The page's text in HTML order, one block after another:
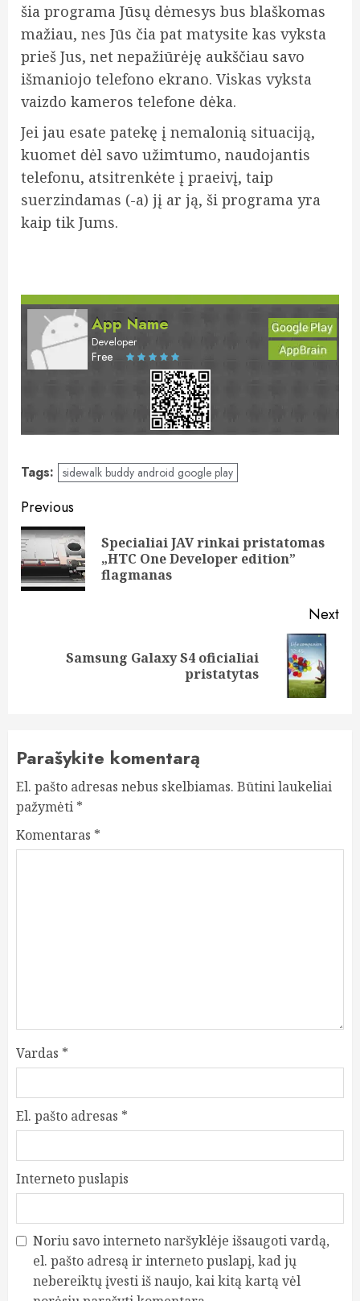
šia programa Jūsų dėmesys bus blaškomas
mažiau, nes Jūs čia pat matysite kas vyksta
prieš Jus, net nepažiūrėję aukščiau savo
išmaniojo telefono ekrano. Viskas vyksta
vaizdo kameros telefone dėka.
Jei jau esate patekę į nemalonią situaciją,
kuomet dėl savo užimtumo, naudojantis
telefonu, atsitrenkėte į praeivį, taip
suerzindamas (-a) jį ar ją, ši programa yra
kaip tik Jums.
App Name
Developer
Free
Tags: sidewalk buddy android google play
Post
navigation
Previous
Specialiai JAV rinkai pristatomas
„HTC One Developer edition”
flagmanas
Next
Samsung Galaxy S4 oficialiai
pristatytas
Parašykite komentarą
El. pašto adresas nebus skelbiamas. Būtini laukeliai
pažymėti *
Komentaras *
Vardas *
El. pašto adresas *
Interneto puslapis
Noriu savo interneto naršyklėje išsaugoti vardą,
el. pašto adresą ir interneto puslapį, kad jų
nebereiktų įvesti iš naujo, kai kitą kartą vėl